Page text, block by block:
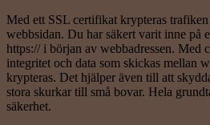
Med ett SSL certifikat krypteras
webbsidan. Du har säkert varit inne på
https:// i början av webbadressen. Med
integritet och data som skickas mellan
krypteras. Det hjälper även till att
stora skurkar till små bovar. Hela
säkerhet.